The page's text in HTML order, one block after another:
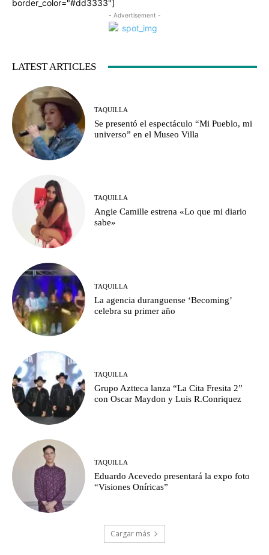
border_color="#dd3333"]
- Advertisement -
LATEST ARTICLES
TAQUILLA
Se presentó el espectáculo “Mi Pueblo, mi
universo” en el Museo Villa
TAQUILLA
Angie Camille estrena «Lo que mi diario
sabe»
TAQUILLA
La agencia duranguense ‘Becoming’
celebra su primer año
TAQUILLA
Grupo Aztteca lanza “La Cita Fresita 2”
con Oscar Maydon y Luis R.Conriquez
TAQUILLA
Eduardo Acevedo presentará la expo foto
“Visiones Oníricas”
Cargar más